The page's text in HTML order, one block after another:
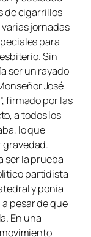
de cigarrillos
jornadas
para
Sin
ser un rayado
José
firmado por las
a todos los
lo que
gravedad.
ser la prueba
partidista
y ponía
pesar de que
En una